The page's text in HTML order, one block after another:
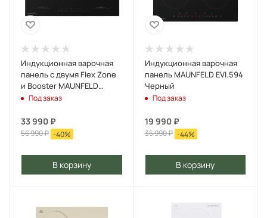
Индукционная варочная
панель с двумя Flex Zone
и Booster MAUNFELD
EVI.775-FL2-BK Черный
Под заказ
33 990 ₽
56 990₽ -40%
В корзину
Индукционная варочная
панель MAUNFELD EVI.594
Черный
Под заказ
19 990₽
35 990₽ -44%
В корзину